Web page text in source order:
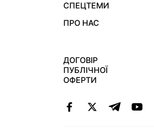
СПЕЦТЕМИ
ПРО НАС
ДОГОВІР
ПУБЛІЧНОЇ
ОФЕРТИ